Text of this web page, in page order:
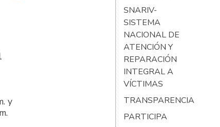
y
SNARIV-
SISTEMA
NACIONAL DE
ATENCIÓN Y
REPARACIÓN
INTEGRAL A
VÍCTIMAS
TRANSPARENCIA
PARTICIPA